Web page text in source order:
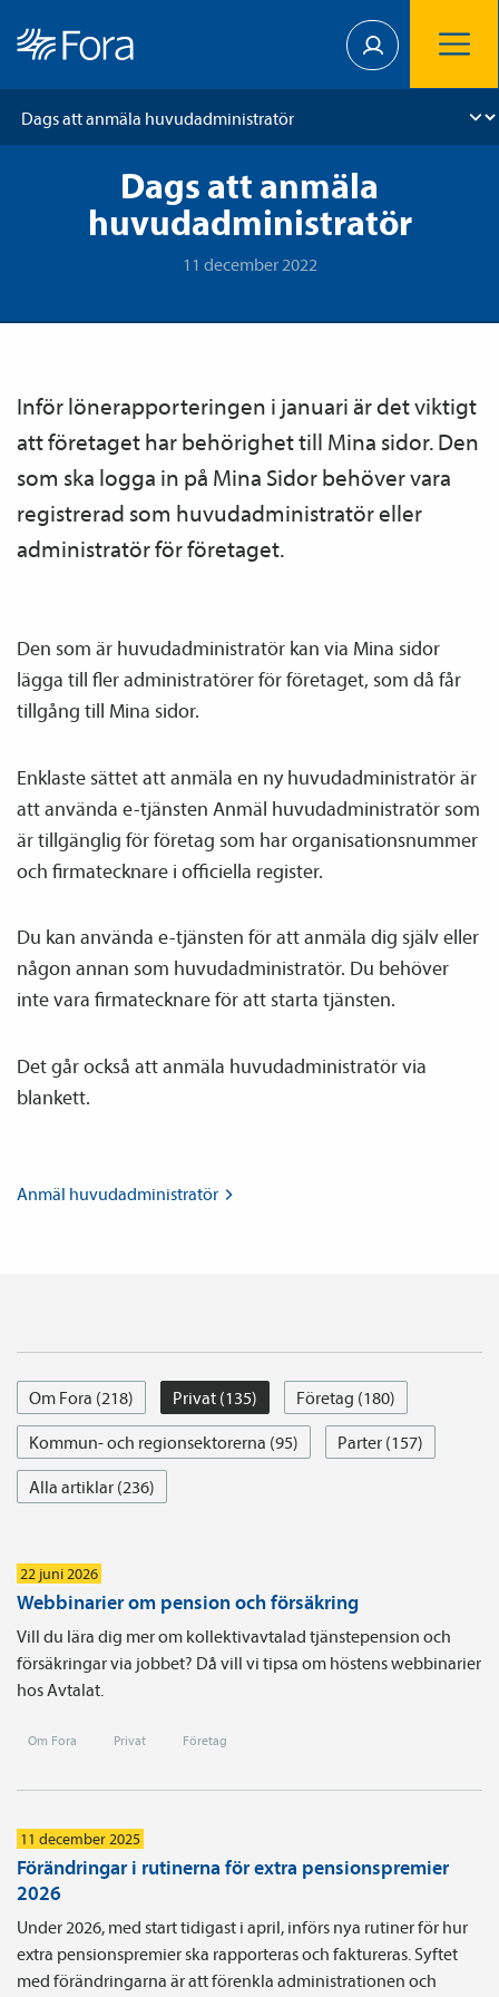
Dags att anmäla
huvudadministratör
11 december 2022
Inför löne­­­rapporteringen i januari är det viktigt
att företaget har behörighet till Mina sidor. Den
som ska logga in på Mina Sidor behöver vara
registrerad som huvud­­administratör eller
administratör för företaget.
Den som är huvud­­administratör kan via Mina sidor
lägga till fler administratörer för företaget, som då får
tillgång till Mina sidor.
Enklaste sättet att anmäla en ny huvud­­administratör är
att använda e-tjänsten Anmäl huvud­­administratör som
är tillgänglig för företag som har organisationsnummer
och firmatecknare i officiella register.
Du kan använda e-tjänsten för att anmäla dig själv eller
någon annan som huvud­­administratör. Du behöver
inte vara firmatecknare för att starta tjänsten.
Det går också att anmäla huvud­­administratör via
blankett.
Anmäl huvud­­administratör
Om Fora (218) Privat (135)
Företag (180)
Kommun- och regionsektorerna (95)
Parter (157)
Alla artiklar (236)
22 juni 2026
Webbinarier om pension och försäkring
Vill du lära dig mer om kollektivavtalad tjänstepension och
försäkringar via jobbet? Då vill vi tipsa om höstens webbinarier
hos Avtalat.
Om Fora Privat Företag
11 december 2025
Förändringar i rutinerna för extra pensionspremier
2026
Under 2026, med start tidigast i april, införs nya rutiner för hur
extra pensionspremier ska rapporteras och faktureras. Syftet
med förändringarna är att förenkla administrationen och